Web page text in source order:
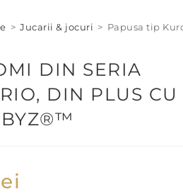
> Jucarii & jocuri > Papusa tip
DIN SERIA
DIN PLUS CU